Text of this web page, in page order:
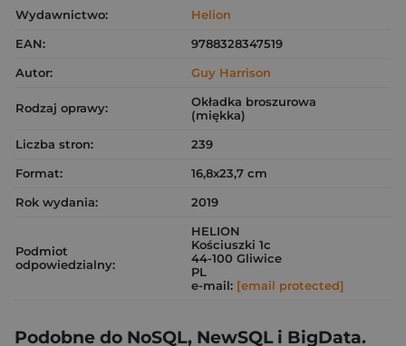
Wydawnictwo:
Helion
EAN:
9788328347519
Autor:
Guy Harrison
Rodzaj oprawy:
Okładka broszurowa
(miękka)
Liczba stron:
239
Format:
16,8x23,7 cm
Rok wydania:
2019
Podmiot
odpowiedzialny:
HELION
Kościuszki 1c
44-100 Gliwice
PL
e-mail: [email protected]
Podobne do NoSQL, NewSQL i BigData.